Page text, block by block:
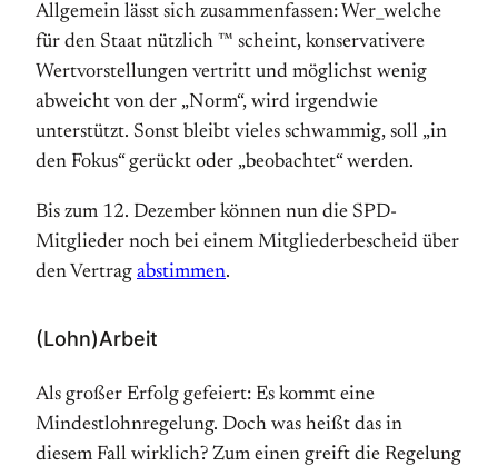
Allgemein lässt sich zusammenfassen: Wer_welche
für den Staat nützlich ™ scheint, konservativere
Wertvorstellungen vertritt und möglichst wenig
abweicht von der „Norm“, wird irgendwie
unterstützt. Sonst bleibt vieles schwammig, soll „in
den Fokus“ gerückt oder „beobachtet“ werden.
Bis zum 12. Dezember können nun die SPD-
Mitglieder noch bei einem Mitgliederbescheid über
den Vertrag abstimmen.
(Lohn)Arbeit
Als großer Erfolg gefeiert: Es kommt eine
Mindestlohnregelung. Doch was heißt das in
diesem Fall wirklich? Zum einen greift die Regelung